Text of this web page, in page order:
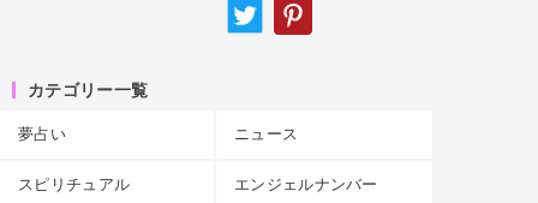
カテゴリー一覧
夢占い ニュース
スピリチュアル エンジェルナンバー